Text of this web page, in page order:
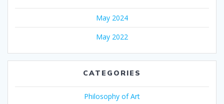
May 2024
May 2022
CATEGORIES
Philosophy of Art